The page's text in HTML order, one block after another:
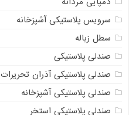
سرویس پلاستیکی آشپزخانه
سطل زباله
صندلی پلاستیکی
صندلی پلاستیکی آذران تحریرات
صندلی پلاستیکی آشپزخانه
صندلی پلاستیکی استخر